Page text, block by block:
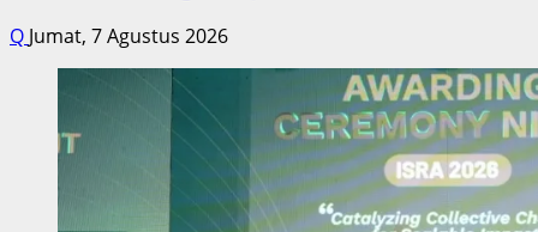
Q Jumat, 7 Agustus 2026